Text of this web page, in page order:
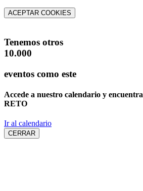
ACEPTAR COOKIES
Tenemos otros
10.000
eventos como este
Accede a nuestro calendario y encuentra
RETO
Ir al calendario
CERRAR